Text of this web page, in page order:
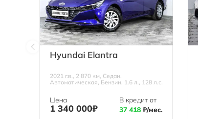
Hyundai Elantra
2021 г.в., 2 870 км, Седан,
Автоматическая, Бензин, 1.6 л., 128 л.с.
Цена
1 340 000₽
В кредит от
37 418 ₽/мес.